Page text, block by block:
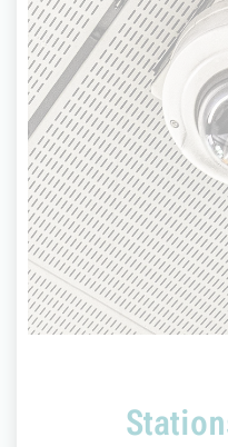
Die B-Ebenen und
U-Bahn-Stationen,
oder -
überwacht.
betätigen, wird
die VGF-
übermittelt.